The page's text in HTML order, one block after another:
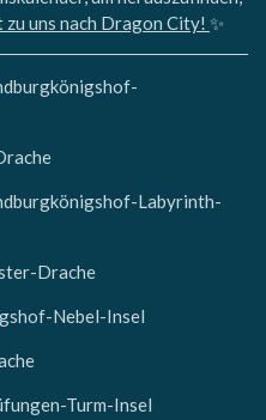
zu uns nach Dragon City! ✨
Labyrinth-
Drache
Nebel-Insel
Turm-Insel